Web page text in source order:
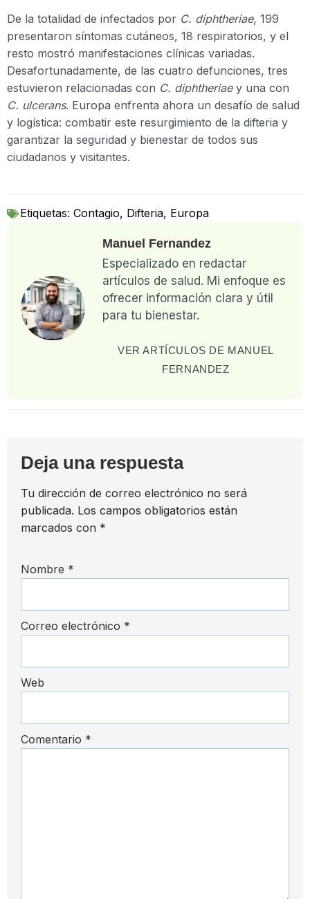
De la totalidad de infectados por C. diphtheriae, 199
presentaron síntomas cutáneos, 18 respiratorios, y el
resto mostró manifestaciones clínicas variadas.
Desafortunadamente, de las cuatro defunciones, tres
estuvieron relacionadas con C. diphtheriaey una con
C. ulcerans. Europa enfrenta ahora un desafío de salud
y logística: combatir este resurgimiento de la difteria y
garantizar la seguridad y bienestar de todos sus
ciudadanos y visitantes.
Etiquetas: Contagio, Difteria, Europa
Manuel Fernandez
Especializado en redactar
artículos de salud. Mi enfoque es
ofrecer información clara y útil
para tu bienestar.
VER ARTÍCULOS DE MANUEL
FERNANDEZ
Deja una respuesta
Tu dirección de correo electrónico no será
publicada. Los campos obligatorios están
marcados con *
Nombre *
Correo electrónico *
Web
Comentario *